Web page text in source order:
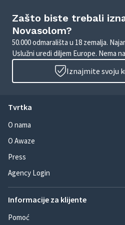
Zašto biste trebali
Novasolom?
50.000 odmarališta u 18 zemalja.
Uslužni uredi diljem Europe. Nema
Iznajmite svoju
Tvrtka
O nama
O Awaze
Press
Agency Login
Informacije za klijente
Pomoć